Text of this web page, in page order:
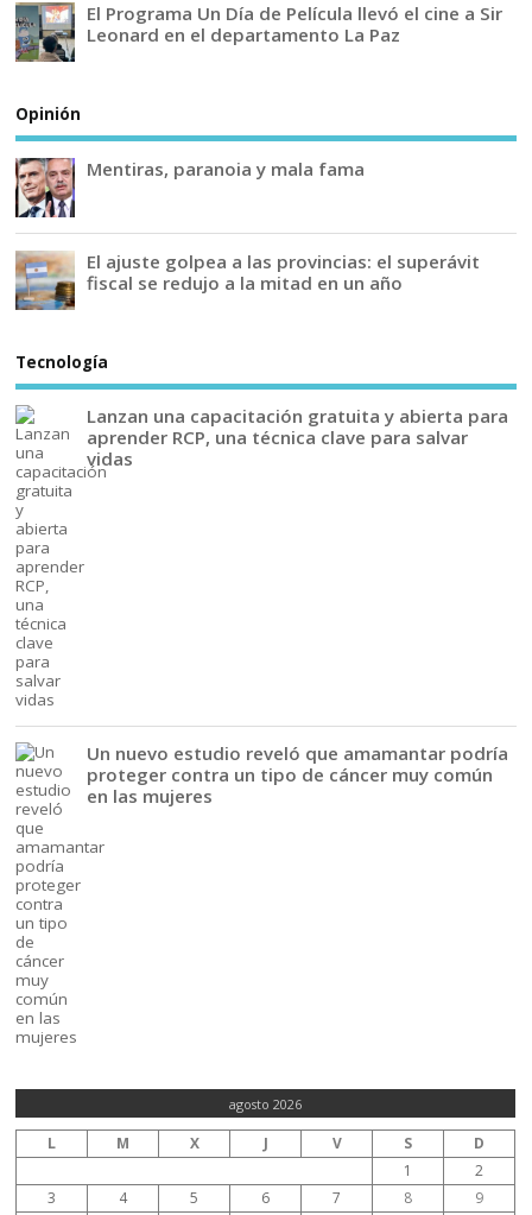
El Programa Un Día de Película llevó el cine a Sir
Leonard en el departamento La Paz
Opinión
Mentiras, paranoia y mala fama
El ajuste golpea a las provincias: el superávit
fiscal se redujo a la mitad en un año
Tecnología
Lanzan una capacitación gratuita y abierta para
aprender RCP, una técnica clave para salvar
vidas
Un nuevo estudio reveló que amamantar podría
proteger contra un tipo de cáncer muy común
en las mujeres
agosto 2026
L M X J V S
D
1
2
3
4 5 6 7 8 9